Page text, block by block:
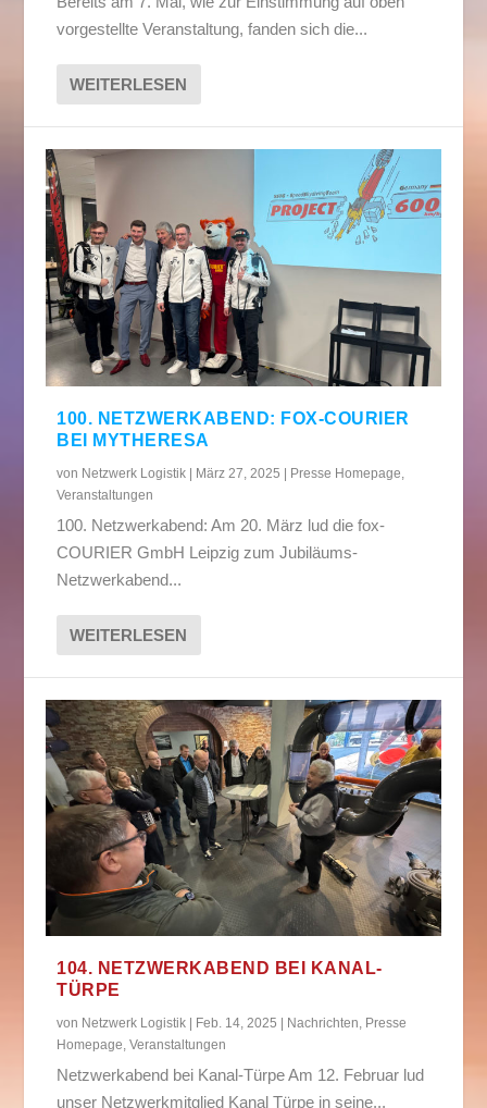
vorgestellte Veranstaltung, fanden sich die...
WEITERLESEN
100. NETZWERKABEND: FOX-COURIER
BEI MYTHERESA
von Netzwerk Logistik | März 27, 2025 | Presse Homepage
Veranstaltungen
100. Netzwerkabend: Am 20. März lud die fox-
COURIER GmbH Leipzig zum Jubiläums-
Netzwerkabend...
WEITERLESEN
104. NETZWERKABEND BEI KANAL-
TÜRPE
von Netzwerk Logistik Feb. 14, 2025 Nachrichten, Presse
Homepage,Veranstaltungen
Netzwerkabend bei Kanal-Türpe Am 12. Februar lud
unser Netzwerkmitglied Kanal Türpe in seine...